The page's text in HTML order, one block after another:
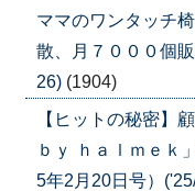
ママのワンタッチ
散、月７０００個
26) (1904)
【ヒットの秘密】
ｂｙ ｈａｌｍｅｋ
5年2月20日号）